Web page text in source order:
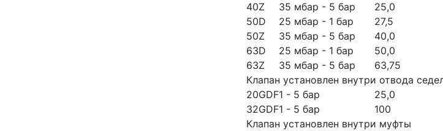
40
50
50
63
63
Z
D
Z
D
Z
35 мбар - 5 бар
25 мбар - 1 бар
35 мбар - 5 бар
25 мбар - 1 бар
35 мбар - 5 бар
25,0
27,5
40,0
50,0
63,75
Клапан установлен внутри отвода
20
32
GDF
GDF
1 - 5 бар
1 - 5 бар
25,0
100
Клапан установлен внутри муфты